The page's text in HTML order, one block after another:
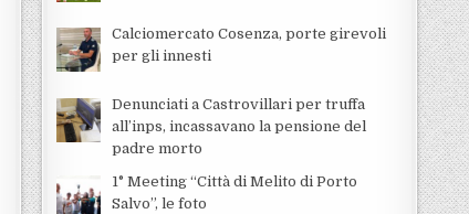
Calciomercato Cosenza, porte girevoli
per gli innesti
Denunciati a Castrovillari per truffa
all’inps, incassavano la pensione del
padre morto
1° Meeting “Città di Melito di Porto
Salvo”, le foto